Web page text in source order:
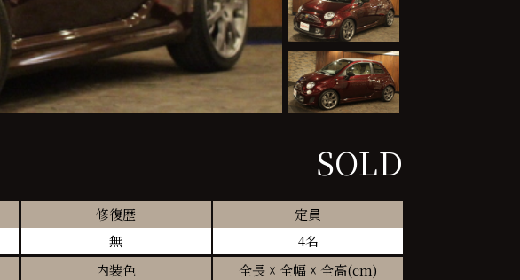
SOLD
修復歴
無
定員
4名
内装色
全長 ☓ 全幅 ☓ 全高(cm)